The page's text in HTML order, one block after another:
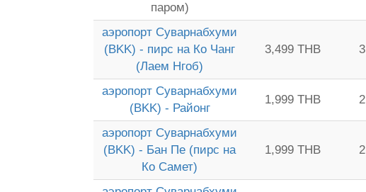
паром)
аэропорт Суварнабхуми
(BKK) - пирс на Ко Чанг
(Лаем Нгоб)
3,499 THB
аэропорт Суварнабхуми
(BKK) - Районг
1,999 THB
аэропорт Суварнабхуми
(BKK) - Бан Пе (пирс на
Ко Самет)
1,999 THB